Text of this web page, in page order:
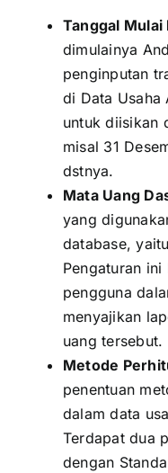
Tanggal Mulai
dimulainya
penginputan
di Data Usaha
untuk diisikan
misal 31
dstnya.
Mata Uang
yang
database,
Pengaturan
pengguna
menyajikan
uang tersebut.
Metode
penentuan
dalam data
Terdapat dua
dengan